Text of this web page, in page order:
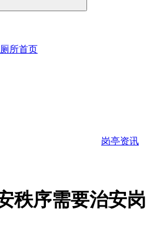
所首页
岗亭资讯
秩序需要治安岗